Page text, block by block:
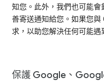
知您。此外，我們也可能
善寄送通知給您。如果您
求，以助您解決任何可能遇
保護 Google、